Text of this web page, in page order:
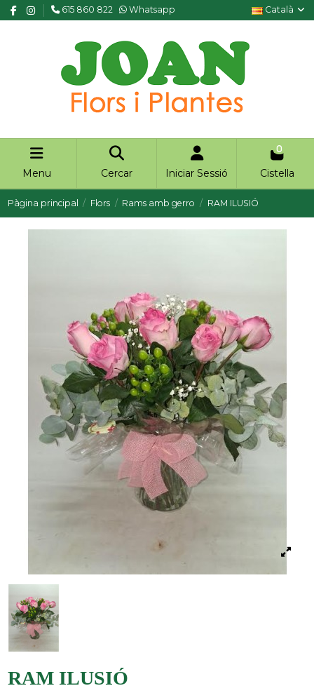
615 860 822 Whatsapp Català
Menu Cercar Iniciar Sessió
0
Cistella
Pàgina principal Flors Rams amb gerro RAM ILUSIÓ
RAM ILUSIÓ